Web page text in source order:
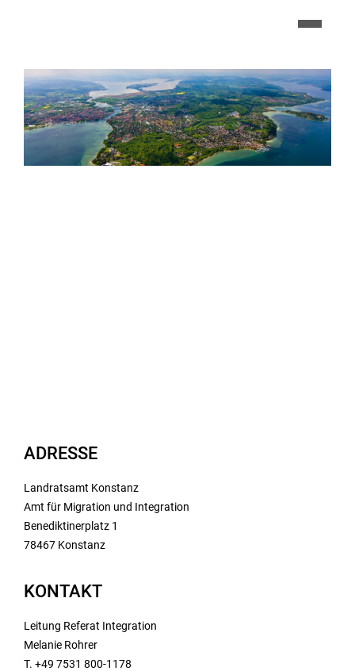
ADRESSE
Landratsamt Konstanz
Amt für Migration und Integration
Benediktinerplatz 1
78467 Konstanz
KONTAKT
Leitung Referat Integration
Melanie Rohrer
T. +49 7531 800-1178